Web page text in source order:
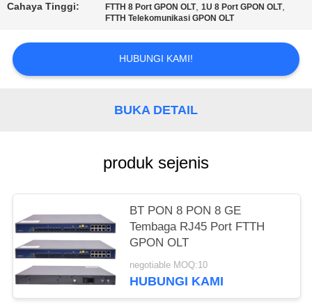
Cahaya Tinggi: FTTH 8 Port GPON OLT,1U 8 Port GPON OLT,
FTTH Telekomunikasi GPON OLT
HUBUNGI KAMI!
BUKA DETAIL
produk sejenis
BT PON 8 PON 8 GE
Tembaga RJ45 Port FTTH
GPON OLT
negotiable MOQ:10
HUBUNGI KAMI